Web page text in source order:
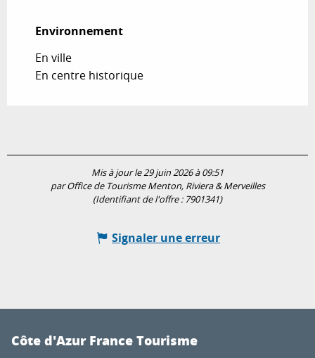
Environnement
Environnement
En ville
En centre historique
Mis à jour le 29 juin 2026 à 09:51
par Office de Tourisme Menton, Riviera & Merveilles
(Identifiant de l'offre : 7901341)
Signaler une erreur
Côte d'Azur France Tourisme